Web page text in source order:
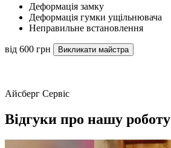
Деформація замку
Деформація гумки ущільнювача
Неправильне встановлення
від 600 грн Викликати майстра
Айсберг Сервіс
Відгуки про нашу роботу